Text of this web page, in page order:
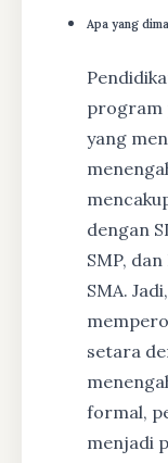
Apa yang
program
yang
dengan
SMP,
SMA.
setara
formal,
menjadi